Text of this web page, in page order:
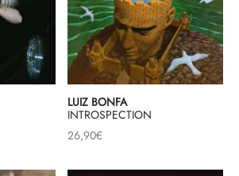
LUIZ BONFA
INTROSPECTION
26,90€